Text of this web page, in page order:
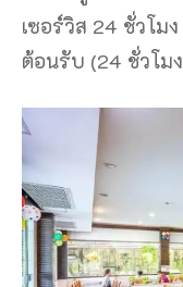
เซอร์วิส 24 ชั่วโม
ต้อนรับ (24 ชั่วโม